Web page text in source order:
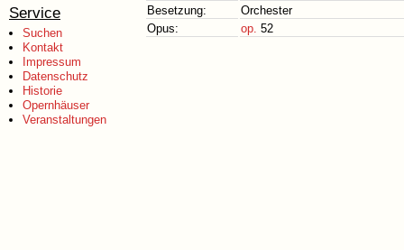
Service
Suchen
Kontakt
Impressum
Datenschutz
Historie
Opernhäuser
Veranstaltungen
Besetzung:
Orchester
Opus:
op. 52